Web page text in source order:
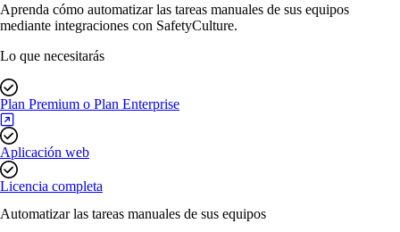
Aprenda cómo automatizar las tareas manuales de sus equipos
mediante integraciones con SafetyCulture.
Lo que necesitarás
Plan Premium o Plan Enterprise
Aplicación web
Licencia completa
Automatizar las tareas manuales de sus equipos